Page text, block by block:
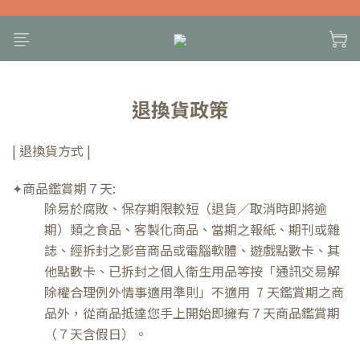
退換貨政策
| 退換貨方式 |
✦商品鑑賞期 ７天:
除易於腐敗、保存期限較短（退貨／取消時即將逾
期）類之食品、客製化商品、當期之報紙、期刊或雜
誌、經拆封之影音商品或電腦軟體、遊戲點數卡、其
他點數卡、已拆封之個人衛生用品等按「通訊交易解
除權合理例外情事適用準則」不適用 7 天鑑賞期之商
品外，從商品抵達您手上開始即擁有７天商品鑑賞期
（７天含假日）。